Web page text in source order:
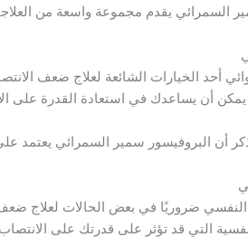
السمرائي يقدم مجموعة واسعة من
أحد الخيارات الشائعة لعلاج ضعف
يمكن أن يساعدك في استعادة القدرة على
أن البروفيسور سمير السمرائي يعتمد
النفسي ضروريًا في بعض الحالات لعلاج
التي قد تؤثر على قدرتك على الانتصاب